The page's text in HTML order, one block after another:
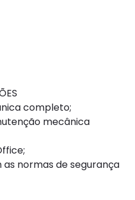
completo;
mecânica
normas de segurança